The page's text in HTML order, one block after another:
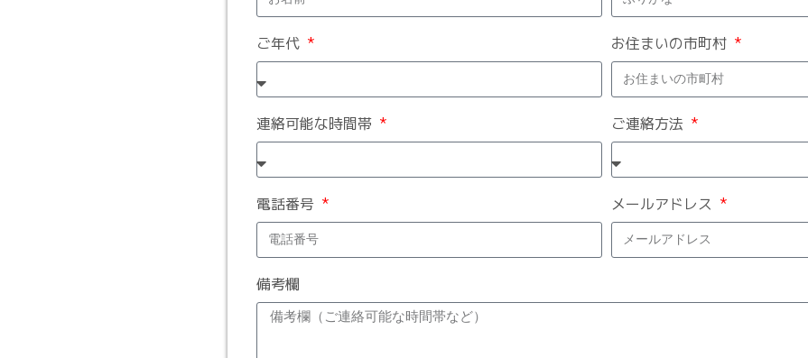
ご年代 お住まいの市町村
連絡可能な時間帯 ご連絡方法
電話番号 メールアドレス
備考欄